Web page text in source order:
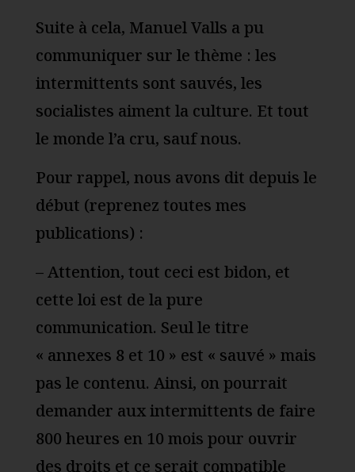
Suite à cela, Manuel Valls a pu
communiquer sur le thème : les
intermittents sont sauvés, les
socialistes aiment la culture. Et tout
le monde l’a cru, sauf nous.
Pour rappel, nous avons dit depuis le
début (reprenez toutes mes
publications) :
– Attention, tout ceci est bidon, et
cette loi est de la pure
communication. Seul le titre
« annexes 8 et 10 » est « sauvé » mais
pas le contenu. Ainsi, on pourrait
demander aux intermittents de faire
800 heures en 10 mois pour ouvrir
des droits et ce serait compatible